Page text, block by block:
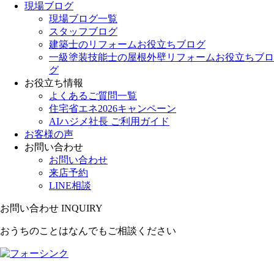
現場ブログ
現場ブログ一覧
スタッフブログ
建築士のリフォームお役立ちブログ
一級塗装技能士の屋根外壁リフォームお役立ちブロ
グ
お役立ち情報
よくあるご質問一覧
住宅省エネ2026キャンペーン
AIハジメ社長 ご利用ガイド
お客様の声
お問い合わせ
お問い合わせ
来店予約
LINE相談
お問い合わせ INQUIRY
おうちのことはなんでもご相談ください